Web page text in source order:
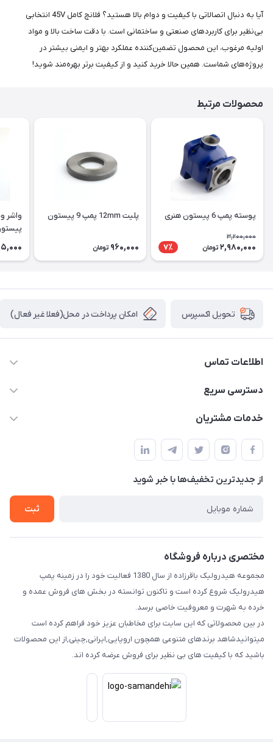
آیا به دنبال اتصالاتی با کیفیت و دوام بالا هستید؟ فلانچ کامل 45V انتخابی
بی‌نظیر برای کاربردهای صنعتی و ساختمانی است. با دقت ساخت بالا و مواد
اولیه مرغوب، این محصول تضمین‌کننده عملکرد بهتر و ایمنی بیشتر در
پروژه‌های شماست. همین حالا خرید کنید و از کیفیت برتر بهره‌مند شوید!
محصولات مرتبط
پوسته پمپ 6 پیستون هنری
3,200,000
2,980,000 تومان 7٪
پلیت 12mm پمپ 9 پیستون
960,000 تومان
تحویل اکسپرس امکان پرداخت در محل(فعلا غیر فعال)
اطلاعات تماس
04432336021
دسترسی سریع
حساب کاربری
لیست محصولات
درباره ما
خدمات مشتریان
قوانین و مقررات
حریم خصوصی
راهنما
از جدید‌ترین تخفیف‌ها با‌ خبر شوید
ثبت
مختصری درباره فروشگاه
مجموعه هیدرولیک باقرزاده از سال 1380 فعالیت خود را در زمینه پمپ
هیدرولیک شروع کرده است و تاکنون توانسته در بخش های فروش عمده و
خرده به شهرت و معروفیت خاصی برسد.
در بین محصولاتی که این سایت برای مخاطبان عزیز خود فراهم کرده است
میتوانیدشاهد برندهای متنوعی همچون اروپایی,ایرانی,چینی,از این محصولات
باشید که با کیفیت های بی نظیر برای فروش عرضه کرده اند.